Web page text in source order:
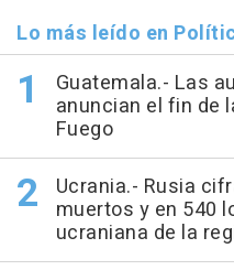
Lo más leído en
Guatemala.- Las
anuncian el fin de
Fuego
Ucrania.- Rusia
muertos y en 540
ucraniana de la